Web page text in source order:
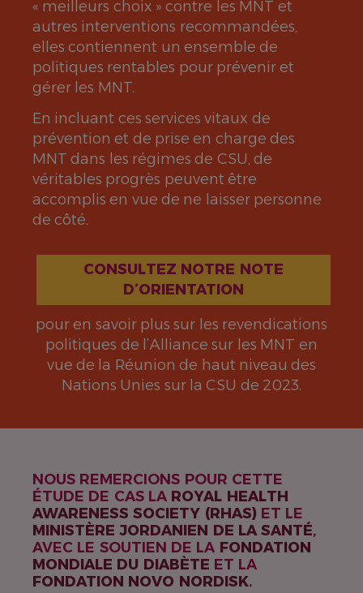
« meilleurs choix » contre les MNT et
autres interventions recommandées,
elles contiennent un ensemble de
politiques rentables pour prévenir et
gérer les MNT.
En incluant ces services vitaux de
prévention et de prise en charge des
MNT dans les régimes de CSU, de
véritables progrès peuvent être
accomplis en vue de ne laisser personne
de côté.
CONSULTEZ NOTRE NOTE
D’ORIENTATION
pour en savoir plus sur les revendications
politiques de l’Alliance sur les MNT en
vue de la Réunion de haut niveau des
Nations Unies sur la CSU de 2023.
NOUS REMERCIONS POUR CETTE
ÉTUDE DE CAS LA ROYAL HEALTH
AWARENESS SOCIETY (RHAS) ET LE
MINISTÈRE JORDANIEN DE LA SANTÉ,
AVEC LE SOUTIEN DE LA FONDATION
MONDIALE DU DIABÈTE ET LA
FONDATION NOVO NORDISK.